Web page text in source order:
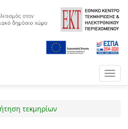
τεκμηρίων